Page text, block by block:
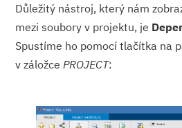
Důležitý nástroj, který nám
mezi soubory v projektu, je
Spustíme ho pomocí tlačítka na
v záložcePROJECT: